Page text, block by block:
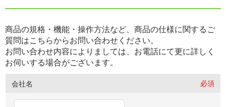
商品の規格・機能・操作方法など、商品の仕様に関するご
質問はこちらからお問い合わせください。
お問い合わせ内容によりましては、お電話にて更に詳しく
お伺いする場合がございます。
会社名 必須